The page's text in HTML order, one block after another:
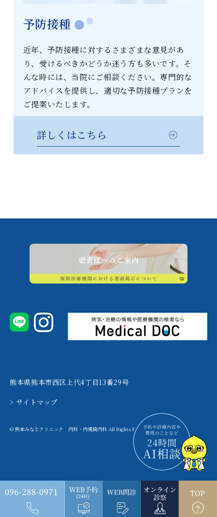
予防接種
近年、予防接種に対するさまざまな意見があ
り、受けるべきかどうか迷う方も多いです。そ
んな時には、当院にご相談ください。専門的な
アドバイスを提供し、適切な予防接種プランを
ご提案いたします。
詳しくはこちら
熊本県熊本市西区上代4丁目13番29号
> サイトマップ
© 熊本みなとクリニック 内科・内視鏡内科 All Rights Reserved.